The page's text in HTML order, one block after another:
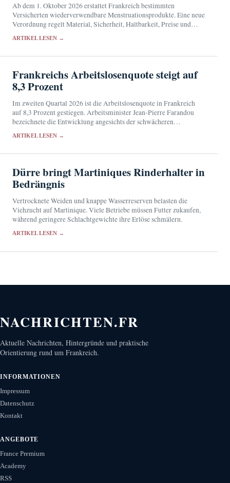
Ab dem 1. Oktober 2026 erstattet Frankreich bestimmten
Versicherten wiederverwendbare Menstruationsprodukte. Eine neue
Verordnung regelt Material, Sicherheit, Haltbarkeit, Preise und
ARTIKEL LESEN →
Frankreichs Arbeitslosenquote steigt auf
8,3 Prozent
Im zweiten Quartal 2026 ist die Arbeitslosenquote in Frankreich
auf 8,3 Prozent gestiegen. Arbeitsminister Jean-Pierre Farandou
bezeichnete die Entwicklung angesichts der schwächeren
ARTIKEL LESEN →
Dürre bringt Martiniques Rinderhalter in
Bedrängnis
Vertrocknete Weiden und knappe Wasserreserven belasten die
Viehzucht auf Martinique. Viele Betriebe müssen Futter zukaufen,
während geringere Schlachtgewichte ihre Erlöse schmälern.
ARTIKEL LESEN →
NACHRICHTEN.FR
Aktuelle Nachrichten, Hintergründe und praktische
Orientierung rund um Frankreich.
INFORMATIONEN
Impressum
Datenschutz
Kontakt
ANGEBOTE
France Premium
Academy
RSS